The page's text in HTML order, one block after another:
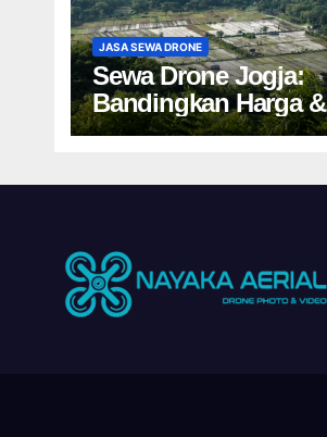
JASA SEWA DRONE
Sewa Drone Jogja:
Bandingkan Harga &
Tips Cuan 2024!